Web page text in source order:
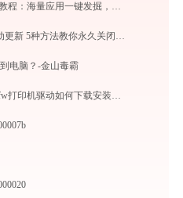
豌豆荚电脑版手机助手使用教程：海量应用一键发掘，电脑轻松管理安卓手机
Win10如何彻底永久关闭自动更新 5种方法教你永久关闭win10自动更新
电脑？-金山毒霸
惠普LaserJet Pro MFP M181fw打印机驱动如何下载安装？这里有你需要的所有信息